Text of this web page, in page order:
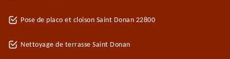
Pose de placo et cloison Saint Donan 22800
Nettoyage de terrasse Saint Donan